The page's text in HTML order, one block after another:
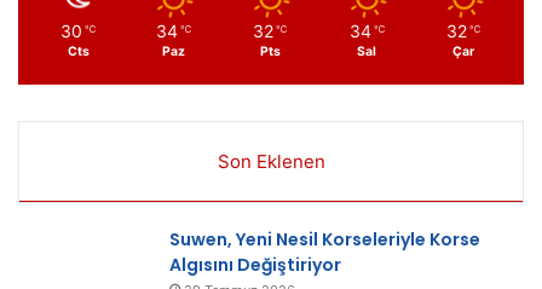
30 ℃
Cts
34 ℃
Paz
32 ℃
Pts
34 ℃
Sal
32 ℃
Çar
Son Eklenen
Suwen, Yeni Nesil Korseleriyle Korse
Algısını Değiştiriyor